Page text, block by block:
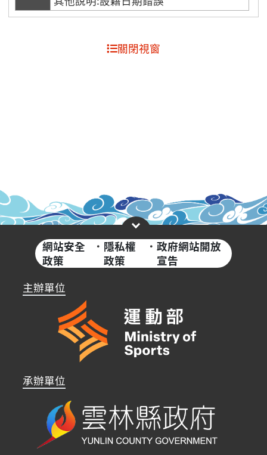
關閉視窗
網站安全
政策
· 隱私權
政策
·政府網站開放
宣告
主辦單位
承辦單位